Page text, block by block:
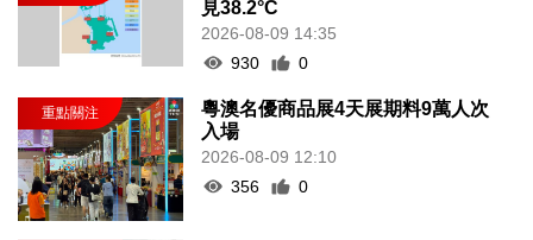
見38.2°C
2026-08-09 14:35
930
0
粵澳名優商品展4天展期料9萬人次
入場
2026-08-09 12:10
356
0